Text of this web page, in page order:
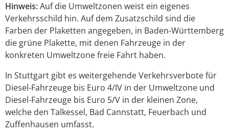
Hinweis:Auf die Umweltzonen weist ein eigenes
Verkehrsschild hin. Auf dem Zusatzschild sind die
Farben der Plaketten angegeben, in Baden-Württemberg
die grüne Plakette, mit denen Fahrzeuge in der
konkreten Umweltzone freie Fahrt haben.
In Stuttgart gibt es weitergehende Verkehrsverbote für
Diesel-Fahrzeuge bis Euro 4/IV in der Umweltzone und
Diesel-Fahrzeuge bis Euro 5/V in der kleinen Zone,
welche den Talkessel, Bad Cannstatt, Feuerbach und
Zuffenhausen umfasst.